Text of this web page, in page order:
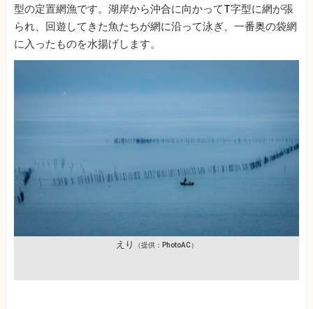
型の定置網漁です。湖岸から沖合に向かってT字型に網が張
られ、回遊してきた魚たちが網に沿って泳ぎ、一番奥の袋網
に入ったものを水揚げします。
えり （提供：PhotoAC）